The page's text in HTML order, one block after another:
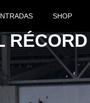
SHOP